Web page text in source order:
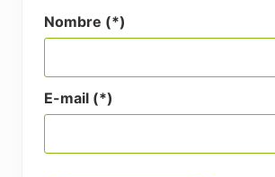
Nombre (*)
E-mail (*)